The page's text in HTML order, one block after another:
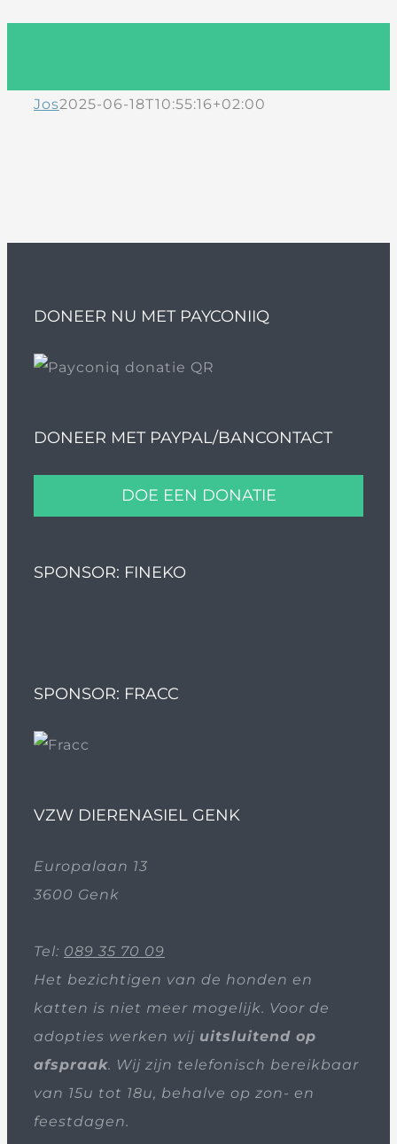
Jos2025-06-18T10:55:16+02:00
DONEER NU MET PAYCONIIQ
DONEER MET PAYPAL/BANCONTACT
DOE EEN DONATIE
SPONSOR: FINEKO
SPONSOR: FRACC
VZW DIERENASIEL GENK
Europalaan 13
3600 Genk
Tel: 089 35 70 09
Het bezichtigen van de honden en
katten is niet meer mogelijk. Voor de
adopties werken wij uitsluitend op
afspraak. Wij zijn telefonisch bereikbaar
van 15u tot 18u, behalve op zon- en
feestdagen.